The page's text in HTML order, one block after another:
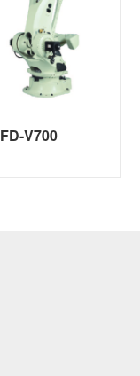
FD-V700